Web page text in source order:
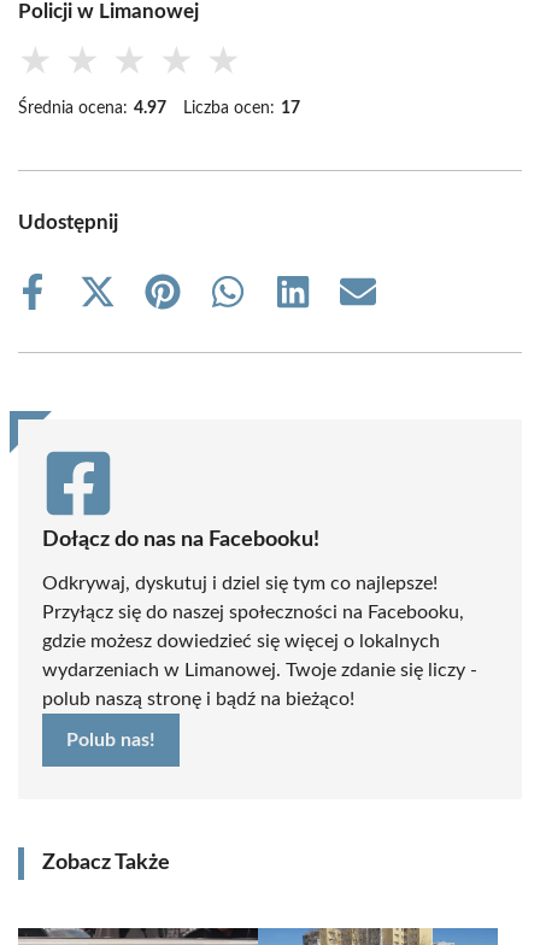
Policji w Limanowej
★ ★ ★ ★ ★
Średnia ocena: 4.97 Liczba ocen: 17
Udostępnij
Share
Share
(Twitter)
Share
Share
Share
Share
Dołącz do nas na Facebooku!
Odkrywaj, dyskutuj i dziel się tym co najlepsze!
Przyłącz się do naszej społeczności na Facebooku,
gdzie możesz dowiedzieć się więcej o lokalnych
wydarzeniach w Limanowej. Twoje zdanie się liczy -
polub naszą stronę i bądź na bieżąco!
Polub nas!
Zobacz Także